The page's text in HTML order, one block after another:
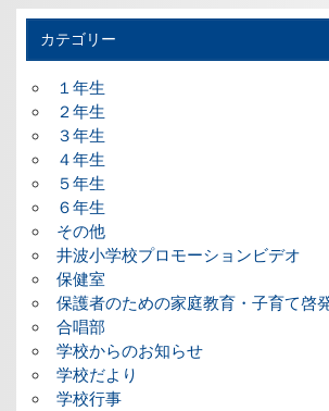
カテゴリー
１年生
２年生
３年生
４年生
５年生
６年生
その他
井波小学校プロモーションビデオ
保健室
保護者のための家庭教育・子育て啓
合唱部
学校からのお知らせ
学校だより
学校行事